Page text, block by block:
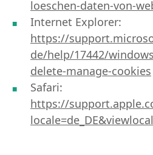
loeschen-daten-von-
Internet Explorer:
https://
de/help/17442/
delete-manage-cookies
Safari:
https://